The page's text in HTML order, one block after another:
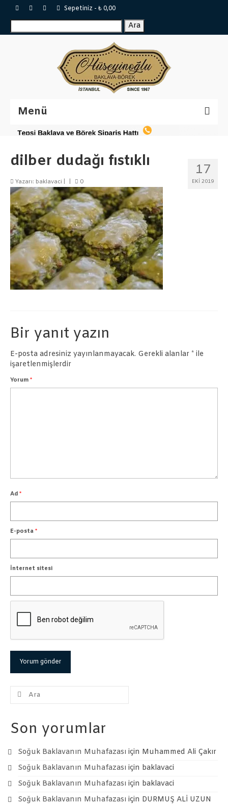
Sepetiniz - ₺0,00
Ara: Ara
Menü
Katalog
Baklavalar
Tepsi Baklava
Tulumba
Börekler
Pastalar
İletişim
17
EKI 2019
dilber dudağı fıstıklı
Yazarı: baklavaci 0
Bir yanıt yazın
E-posta adresiniz yayınlanmayacak. Gerekli alanlar * ile
işaretlenmişlerdir
Yorum *
Ad *
E-posta *
İnternet sitesi
Şunu
Son yorumlar
Soğuk Baklavanın Muhafazası için Muhammed Ali Çakır
Soğuk Baklavanın Muhafazası için baklavaci
Soğuk Baklavanın Muhafazası için baklavaci
Soğuk Baklavanın Muhafazası için DURMUŞ ALİ UZUN